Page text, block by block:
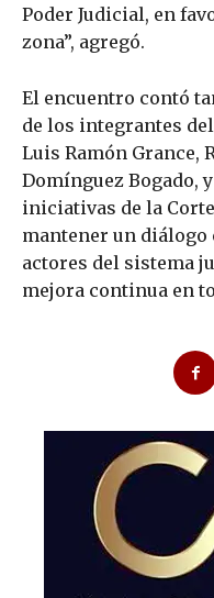
Poder Judicial, en
zona”, agregó.
El encuentro contó
de los integrantes
Luis Ramón Grance,
Domínguez Bogado,
iniciativas de la
mantener un
actores del sistema
mejora continua en